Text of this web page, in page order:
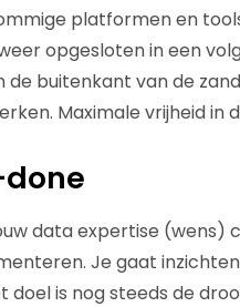
platformen en
opgesloten in een
de buitenkant van de
Maximale vrijheid in
data expertise (wens)
Je gaat
doel is nog steeds de